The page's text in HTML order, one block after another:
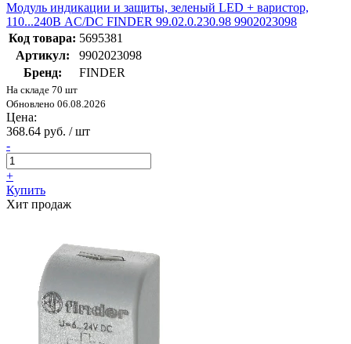
Модуль индикации и защиты, зеленый LED + варистор,
110...240В AC/DC FINDER 99.02.0.230.98 9902023098
Код товара: 5695381
Артикул:
9902023098
Бренд:
FINDER
На складе 70 шт
Обновлено 06.08.2026
Цена:
368.64 руб. / шт
-
+
Купить
Хит продаж